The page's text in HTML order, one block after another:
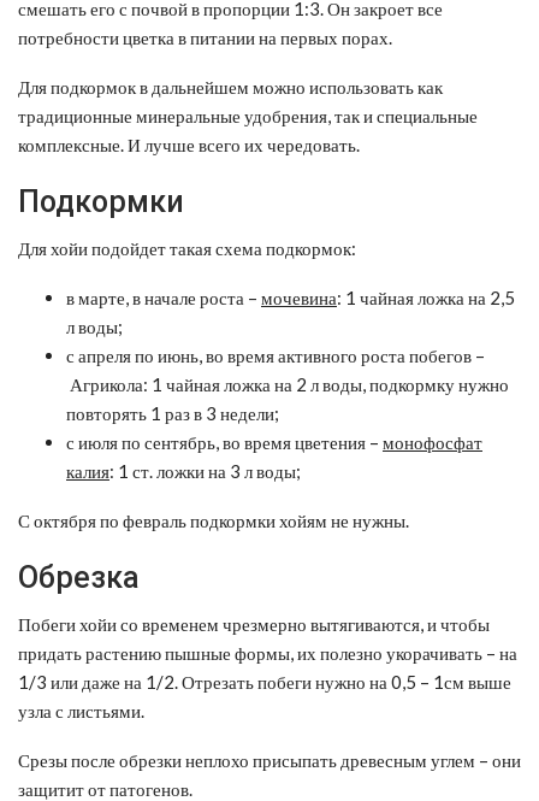
смешать его с почвой в пропорции 1:3. Он закроет все
потребности цветка в питании на первых порах.
Для подкормок в дальнейшем можно использовать как
традиционные минеральные удобрения, так и специальные
комплексные. И лучше всего их чередовать.
Подкормки
Для хойи подойдет такая схема подкормок:
в марте, в начале роста – мочевина: 1 чайная ложка на 2,5
л воды;
с апреля по июнь, во время активного роста побегов –
Агрикола: 1 чайная ложка на 2 л воды, подкормку нужно
повторять 1 раз в 3 недели;
с июля по сентябрь, во время цветения – монофосфат
калия: 1 ст. ложки на 3 л воды;
С октября по февраль подкормки хойям не нужны.
Обрезка
Побеги хойи со временем чрезмерно вытягиваются, и чтобы
придать растению пышные формы, их полезно укорачивать – на
1/3 или даже на 1/2. Отрезать побеги нужно на 0,5 – 1см выше
узла с листьями.
Срезы после обрезки неплохо присыпать древесным углем – они
защитит от патогенов.